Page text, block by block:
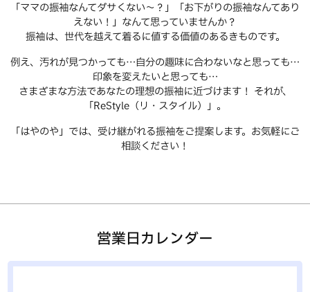
「ママの振袖なんてダサくない～？」「お下がりの振袖なんてあり
えない！」なんて思っていませんか？
振袖は、世代を越えて着るに値する価値のあるきものです。
例え、汚れが見つかっても…自分の趣味に合わないなと思っても…
印象を変えたいと思っても…
さまざまな方法であなたの理想の振袖に近づけます！ それが、
「ReStyle（リ・スタイル）」。
「はやのや」では、受け継がれる振袖をご提案します。お気軽にご
相談ください！
営業日カレンダー